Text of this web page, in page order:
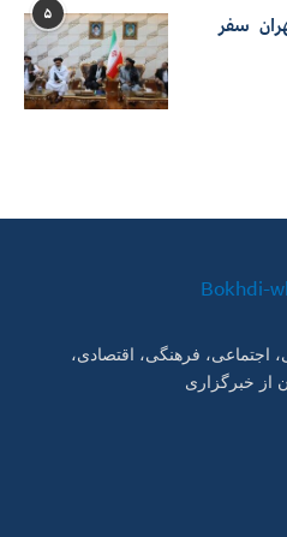
۵
سفر
اجتماعی، فرهنگی، اقتصادی،
از خبرگزاری